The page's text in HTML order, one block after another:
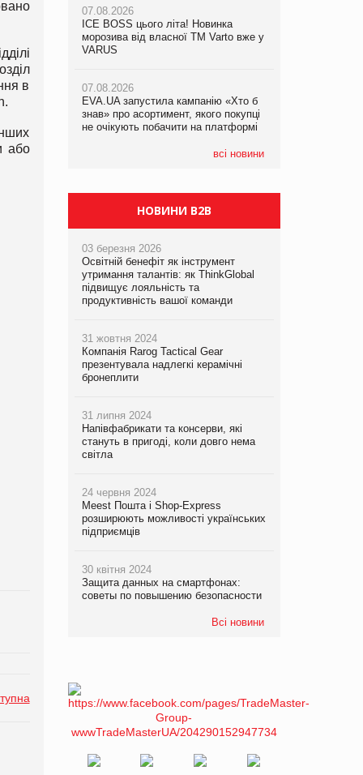
в
або
07.08.2026
ICE BOSS цього літа! Новинка
морозива від власної ТМ Varto вже у
VARUS
07.08.2026
EVA.UA запустила кампанію «Хто б
знав» про асортимент, якого покупці
не очікують побачити на платформі
всі новини
07.08.2026
ICE BOSS цього літа! Новинка
морозива від власної ТМ Varto вже у
VARUS
07.08.2026
EVA.UA запустила кампанію «Хто б
знав» про асортимент, якого покупці
не очікують побачити на платформі
07.08.2026
Франція заборонила рекламні дзвінки
НОВИНИ B2B
03 березня 2026
Освітній бенефіт як інструмент
утримання талантів: як ThinkGlobal
підвищує лояльність та
продуктивність вашої команди
31 жовтня 2024
Компанія Rarog Tactical Gear
презентувала надлегкі керамічні
бронеплити
31 липня 2024
Напівфабрикати та консерви, які
стануть в пригоді, коли довго нема
світла
24 червня 2024
Meest Пошта і Shop-Express
розширюють можливості українських
підприємців
30 квітня 2024
Защита данных на смартфонах:
советы по повышению безопасности
Всі новини